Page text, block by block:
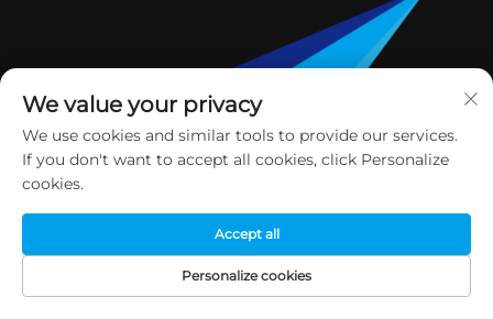
We value your privacy
We use cookies and similar tools to provide our services.
If you don't want to accept all cookies, click Personalize
cookies.
Personalize cookies
Accept all